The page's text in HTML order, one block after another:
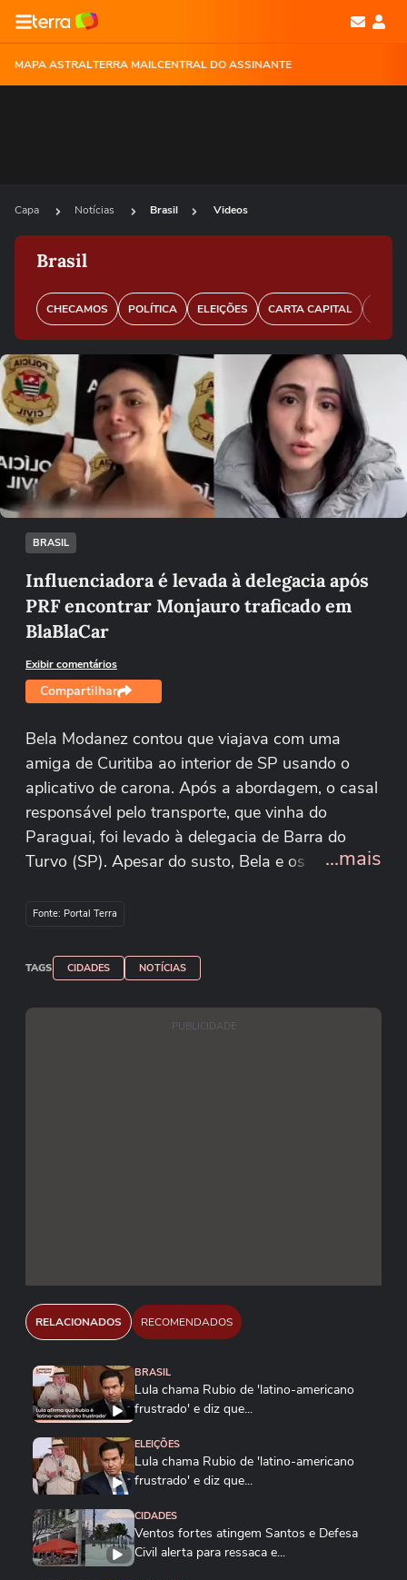
MAPA ASTRALTERRA MAILCENTRAL DO ASSINANTE
Capa Notícias Brasil Videos
Brasil
CHECAMOS POLÍTICA ELEIÇÕES CARTA CAPITAL
Ops!
Não foi possível reproduzir o vídeo
Tentar novamente
BRASIL
Influenciadora é levada à delegacia após
PRF encontrar Monjauro traficado em
BlaBlaCar
Exibir comentários
Compartilhar
Bela Modanez contou que viajava com uma
amiga de Curitiba ao interior de SP usando o
aplicativo de carona. Após a abordagem, o casal
responsável pelo transporte, que vinha do
Paraguai, foi levado à delegacia de Barra do
Turvo (SP). Apesar do susto, Bela e os outros
esclarecimentos. Reprodução/Instagram/belamo
...mais
Fonte: Portal Terra
TAGS CIDADES NOTÍCIAS
PUBLICIDADE
RELACIONADOS RECOMENDADOS
BRASIL
Lula chama Rubio de 'latino-americano
frustrado' e diz que...
ELEIÇÕES
Lula chama Rubio de 'latino-americano
frustrado' e diz que...
CIDADES
Ventos fortes atingem Santos e Defesa
Civil alerta para ressaca e...